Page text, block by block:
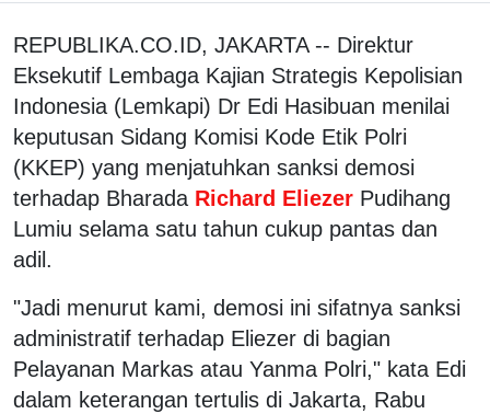
REPUBLIKA.CO.ID, JAKARTA -- Direktur
Eksekutif Lembaga Kajian Strategis Kepolisian
Indonesia (Lemkapi) Dr Edi Hasibuan menilai
keputusan Sidang Komisi Kode Etik Polri
(KKEP) yang menjatuhkan sanksi demosi
terhadap Bharada Richard Eliezer Pudihang
Lumiu selama satu tahun cukup pantas dan
adil.
"Jadi menurut kami, demosi ini sifatnya sanksi
administratif terhadap Eliezer di bagian
Pelayanan Markas atau Yanma Polri," kata Edi
dalam keterangan tertulis di Jakarta, Rabu